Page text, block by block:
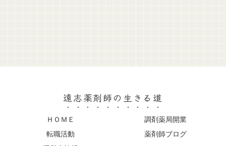
遠志薬剤師の生きる道
ＨＯＭＥ
調剤薬局開業
転職活動
薬剤師ブログ